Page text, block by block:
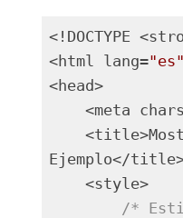
<!DOCTYPE
<html lang="es"
<head>
<meta
Ejemplo</
/*